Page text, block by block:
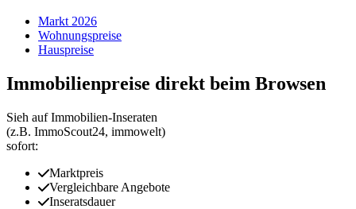
Markt 2026
Wohnungspreise
Hauspreise
Immobilienpreise direkt beim Browsen
Sieh auf Immobilien‑Inseraten
(z.B. ImmoScout24, immowelt)
sofort:
Marktpreis
Vergleichbare Angebote
Inseratsdauer